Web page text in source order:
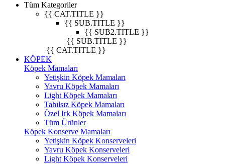
Tüm Kategoriler
{{ CAT.TITLE }}
{{ SUB.TITLE }}
{{ SUB2.TITLE }}
{{ SUB.TITLE }}
{{ CAT.TITLE }}
KÖPEK
Köpek Mamaları
Yetişkin Köpek Mamaları
Yavru Köpek Mamaları
Light Köpek Mamaları
Tahılsız Köpek Mamaları
Özel Irk Köpek Mamaları
Tüm Ürünler
Köpek Konserve Mamaları
Yetişkin Köpek Konserveleri
Yavru Köpek Konserveleri
Light Köpek Konserveleri